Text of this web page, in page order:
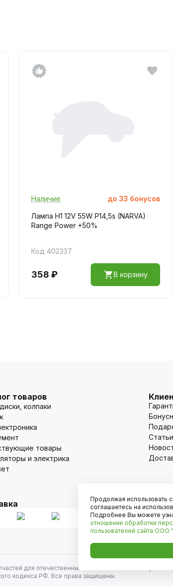
Наличие до 33 бонусов
Лампа H1 12V 55W P14,5s (NARVA)
Range Power +50%
Код 402337
358 ₽ В корзину
товаров
колпаки
товары
и электрика
Статьи
для отечественных автомобилей и иномарок.
кодекса РФ. Все права защищены.
Продолжая использовать
соглашаетесь на
Подробнее Вы можете
отношении обработки
пользователей сайта ООО